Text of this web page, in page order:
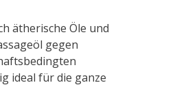
ätherische Öle und
gegen
ideal für die ganze